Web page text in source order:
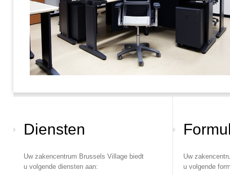
Diensten
Uw zakencentrum Brussels Village biedt
u volgende diensten aan:
Uw
u volgende